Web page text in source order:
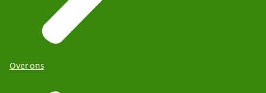
Over ons